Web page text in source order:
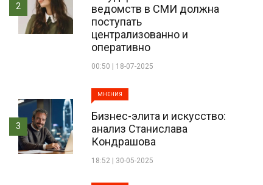
ведомств в СМИ должна
поступать
централизованно и
оперативно
00:50 | 18-07-2025
2
МНЕНИЯ
Бизнес-элита и искусство:
анализ Станислава
Кондрашова
18:52 | 30-05-2025
3